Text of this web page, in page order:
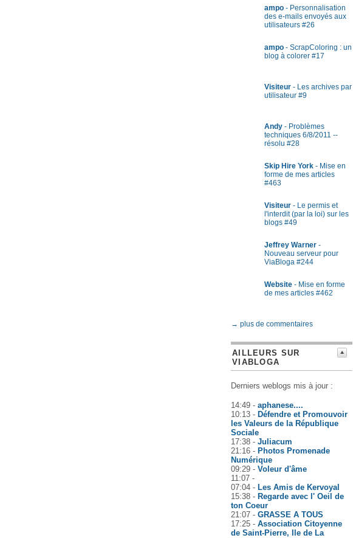
ampo - Personnalisation
des e-mails envoyés aux
utilisateurs #26
ampo - ScrapColoring : un
blog à colorer #17
Visiteur - Les archives par
utilisateur #9
Andy - Problèmes
techniques 6/8/2011 --
résolu #28
Skip Hire York - Mise en
forme de mes articles
#463
Visiteur - Le permis et
l'interdit (par la loi) sur les
blogs #49
Jeffrey Warner -
Nouveau serveur pour
ViaBloga #244
Website - Mise en forme
de mes articles #462
→ plus de commentaires
AILLEURS SUR
VIABLOGA
Derniers weblogs mis à jour :
14:49 - aphanese....
10:13 - Défendre et Promouvoir
les Valeurs de la République
Sociale
17:38 - Juliacum
21:16 - Photos Promenade
Numérique
09:29 - Voleur d'âme
11:07 -
07:04 - Les Amis de Kervoyal
15:38 - Regarde avec l' Oeil de
ton Coeur
21:07 - GRASSE A TOUS
17:25 - Association Citoyenne
de Saint-Pierre, Ile de La